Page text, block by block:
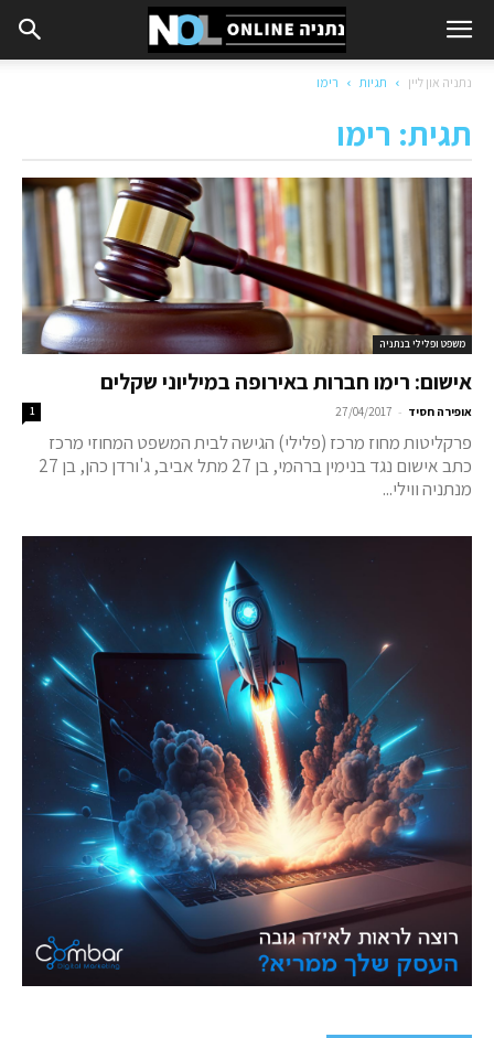
נתניה און ליין תגיות רימו
תגית: רימו
משפט ופלילי בנתניה
אישום: רימו חברות באירופה במיליוני שקלים
אופירה חסיד -
27/04/2017
1
פרקליטות מחוז מרכז (פלילי) הגישה לבית המשפט המחוזי מרכז
כתב אישום נגד בנימין ברהמי, בן 27 מתל אביב, ג'ורדן כהן, בן 27
מנתניה ווילי...